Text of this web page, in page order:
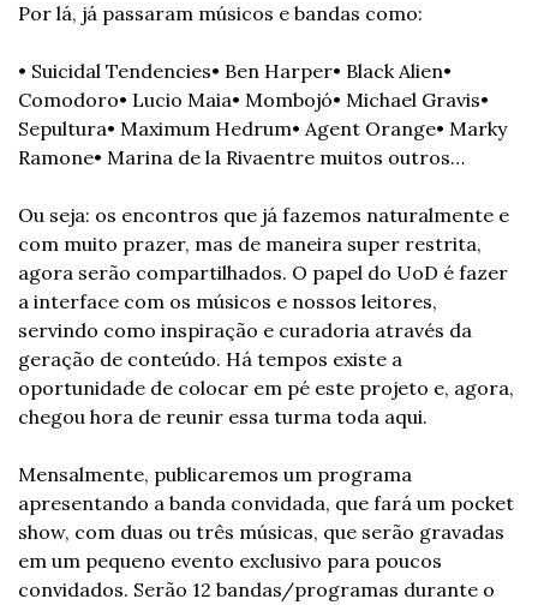
Por lá, já passaram músicos e bandas como:
• Suicidal Tendencies• Ben Harper• Black Alien•
Comodoro• Lucio Maia• Mombojó• Michael Gravis•
Sepultura• Maximum Hedrum• Agent Orange• Marky
Ramone• Marina de la Rivaentre muitos outros…
Ou seja: os encontros que já fazemos naturalmente e
com muito prazer, mas de maneira super restrita,
agora serão compartilhados. O papel do UoD é fazer
a interface com os músicos e nossos leitores,
servindo como inspiração e curadoria através da
geração de conteúdo. Há tempos existe a
oportunidade de colocar em pé este projeto e, agora,
chegou hora de reunir essa turma toda aqui.
Mensalmente, publicaremos um programa
apresentando a banda convidada, que fará um pocket
show, com duas ou três músicas, que serão gravadas
em um pequeno evento exclusivo para poucos
convidados. Serão 12 bandas/programas durante o